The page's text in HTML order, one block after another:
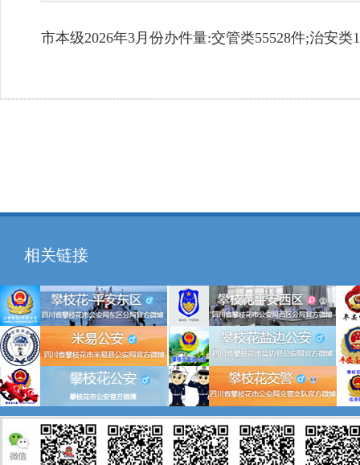
市本级2026年3月份办件量:交管类55528件;治安类
相关链接